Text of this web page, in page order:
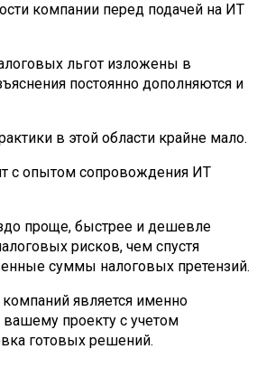
компании перед подачей на ИТ
льгот изложены в
постоянно дополняются и
в этой области крайне мало.
с опытом сопровождения ИТ
проще, быстрее и дешевле
рисков, чем спустя
суммы налоговых претензий.
является именно
вашему проекту с учетом
готовых решений.